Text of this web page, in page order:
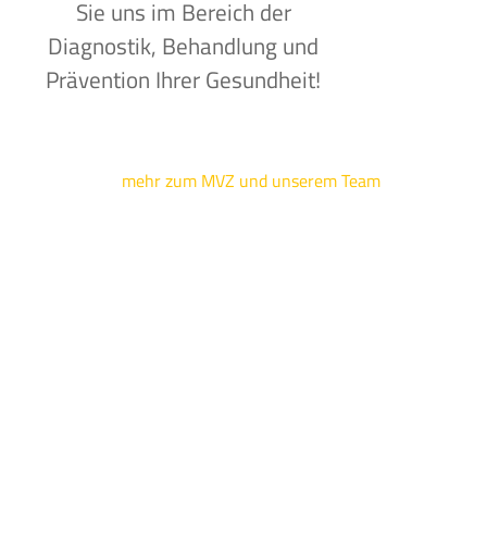
Sie uns im Bereich der
Diagnostik, Behandlung und
Prävention Ihrer Gesundheit!
mehr zum MVZ und unserem Team